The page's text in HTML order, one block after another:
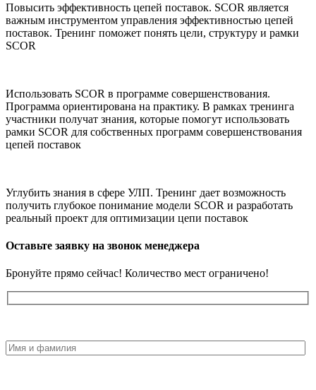
Повысить эффективность цепей поставок. SCOR является
важным инструментом управления эффективностью цепей
поставок. Тренинг поможет понять цели, структуру и рамки
SCOR
Использовать SCOR в программе совершенствования.
Программа ориентирована на практику. В рамках тренинга
участники получат знания, которые помогут использовать
рамки SCOR для собственных программ совершенствования
цепей поставок
Углубить знания в сфере УЛП. Тренинг дает возможность
получить глубокое понимание модели SCOR и разработать
реальный проект для оптимизации цепи поставок
Оставьте заявку на звонок менеджера
Бронуйте прямо сейчас! Количество мест ограничено!